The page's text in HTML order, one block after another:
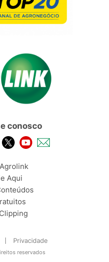
conosco
Aqui
Privacidade
reservados